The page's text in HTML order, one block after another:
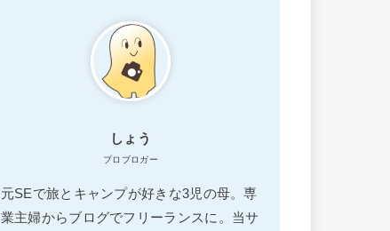
しょう
プロブロガー
元SEで旅とキャンプが好きな3児の母。専
業主婦からブログでフリーランスに。当サ